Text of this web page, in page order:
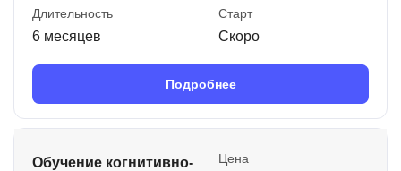
Длительность
6 месяцев
Старт
Скоро
Подробнее
Обучение когнитивно-
Цена